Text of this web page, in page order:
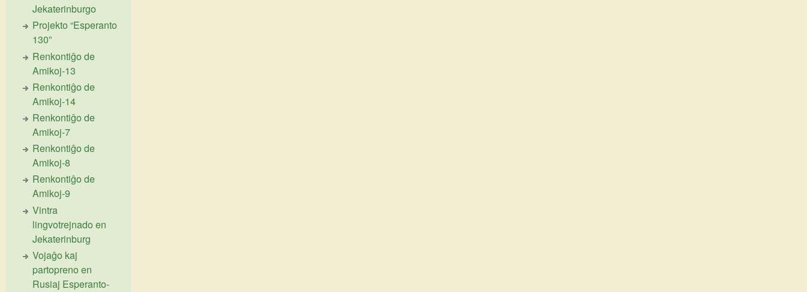
Jekaterinburgo
Projekto “Esperanto
130”
Renkontiĝo de
Amikoj-13
Renkontiĝo de
Amikoj-14
Renkontiĝo de
Amikoj-7
Renkontiĝo de
Amikoj-8
Renkontiĝo de
Amikoj-9
Vintra
lingvotrejnado en
Jekaterinburg
Vojaĝo kaj
partopreno en
Rusiaj Esperanto-